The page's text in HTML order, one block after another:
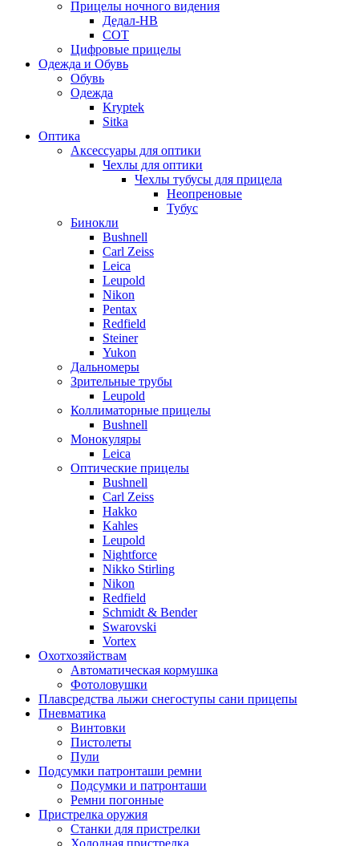
Прицелы ночного видения
Дедал-НВ
СОТ
Цифровые прицелы
Одежда и Обувь
Обувь
Одежда
Kryptek
Sitka
Оптика
Аксессуары для оптики
Чехлы для оптики
Чехлы тубусы для прицела
Неопреновые
Тубус
Бинокли
Bushnell
Carl Zeiss
Leica
Leupold
Nikon
Pentax
Redfield
Steiner
Yukon
Дальномеры
Зрительные трубы
Leupold
Коллиматорные прицелы
Bushnell
Монокуляры
Leica
Оптические прицелы
Bushnell
Carl Zeiss
Hakko
Kahles
Leupold
Nightforce
Nikko Stirling
Nikon
Redfield
Schmidt & Bender
Swarovski
Vortex
Охотхозяйствам
Автоматическая кормушка
Фотоловушки
Плавсредства лыжи снегоступы сани прицепы
Пневматика
Винтовки
Пистолеты
Пули
Подсумки патронташи ремни
Подсумки и патронташи
Ремни погонные
Пристрелка оружия
Станки для пристрелки
Холодная пристрелка